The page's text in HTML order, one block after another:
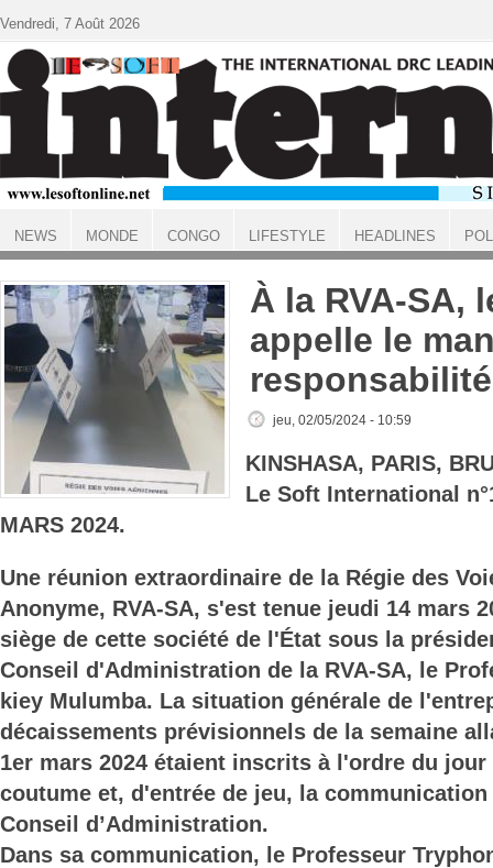
ACCUEIL
À la RVA-SA,
appelle le
responsabilité
jeu, 02/05/2024 - 10:59
KINSHASA, PARIS,
Le Soft International
MARS 2024.
Une réunion extraordinaire de la Régie des
Anonyme, RVA-SA, s'est tenue jeudi 14 mars
siège de cette société de l'État sous la
Conseil d'Administration de la RVA-SA, le
kiey Mulumba. La situation générale de
décaissements prévisionnels de la semaine
1er mars 2024 étaient inscrits à l'ordre du
coutume et, d'entrée de jeu, la
Conseil d’Administration.
Dans sa communication, le Professeur
Vendredi, 7 Août 2026
NEWS MONDE CONGO LIFESTYLE HEADLINES